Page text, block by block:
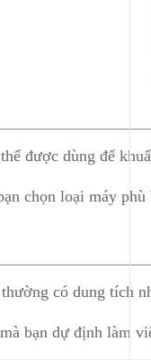
được dùng để
chọn loại máy
có dung tích
bạn dự định làm